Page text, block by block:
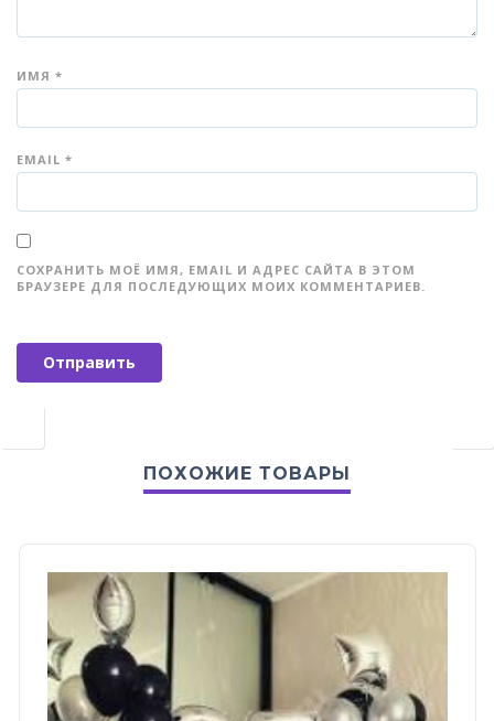
ИМЯ *
EMAIL *
СОХРАНИТЬ МОЁ ИМЯ, EMAIL И АДРЕС САЙТА В ЭТОМ
БРАУЗЕРЕ ДЛЯ ПОСЛЕДУЮЩИХ МОИХ КОММЕНТАРИЕВ.
ПОХОЖИЕ ТОВАРЫ